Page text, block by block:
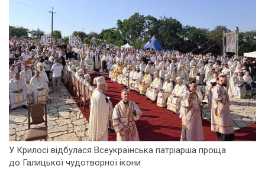
У Крилосі відбулася Всеукраїнська патріарша проща
до Галицької чудотворної ікони